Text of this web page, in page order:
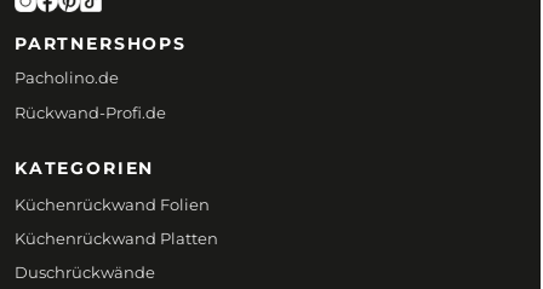
PARTNERSHOPS
Pacholino.de
Rückwand-Profi.de
KATEGORIEN
Küchenrückwand Folien
Küchenrückwand Platten
Duschrückwände